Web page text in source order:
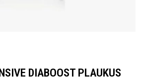
DIABOOST PLAUKUS